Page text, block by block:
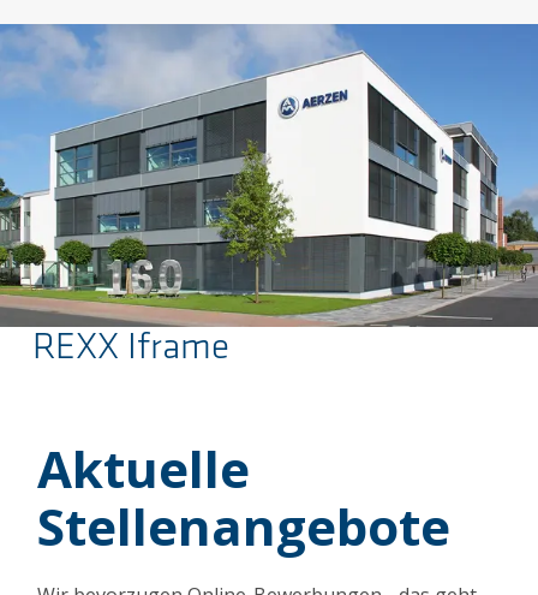
Saltar al contenido principal
REXX Iframe